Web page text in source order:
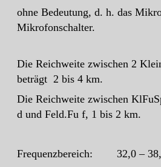
ohne Bedeutung, d. h. das
Mikrofonschalter.
Die Reichweite zwischen 2
beträgt 2 bis 4 km.
Die Reichweite zwischen
d und Feld.Fu f, 1 bis 2 km.
Frequenzbereich: 32,0 –